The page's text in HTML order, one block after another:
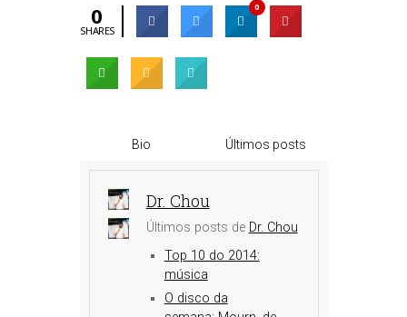
0
SHARES
0
Bio Últimos posts
Dr. Chou
Últimos posts de Dr. Chou
Top 10 do 2014:
música
O disco da